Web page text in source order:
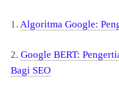
1. Algoritma Google:
2. Google BERT:
Bagi SEO